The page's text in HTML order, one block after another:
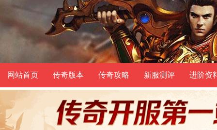
网站首页 传奇版本 传奇攻略 新服测评 进阶资